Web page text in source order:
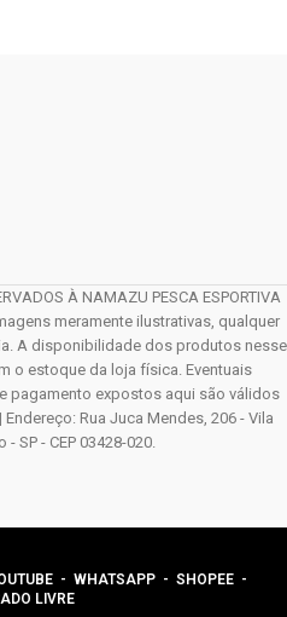
À NAMAZU PESCA ESPORTIVA
meramente ilustrativas, qualquer
A disponibilidade dos produtos nesse
o estoque da loja física. Eventuais
pagamento expostos aqui são válidos
Rua Juca Mendes, 206 - Vila
- SP - CEP 03428-020.
- WHATSAPP - SHOPEE -
LIVRE